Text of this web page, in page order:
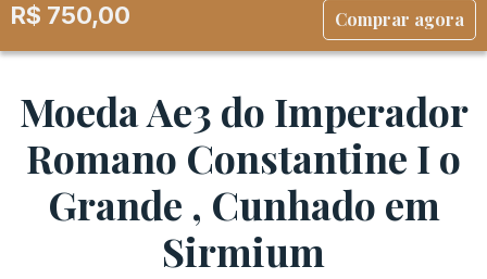
R$ 750,00 Comprar agora
Moeda Ae3 do Imperador
Romano Constantine I o
Grande , Cunhado em
Sirmium